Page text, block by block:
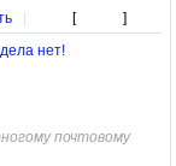
| [
]
нет!
почтовому